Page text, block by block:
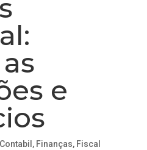
e
Contabil , Finanças, Fiscal